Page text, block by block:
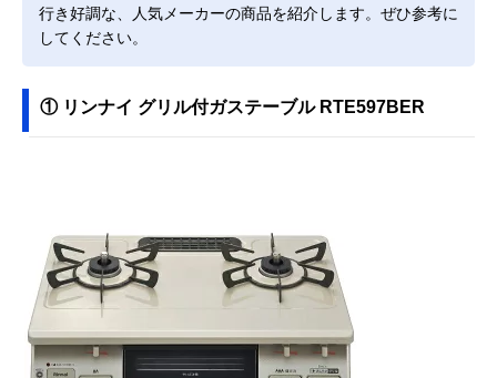
行き好調な、人気メーカーの商品を紹介します。ぜひ参考に
してください。
① リンナイ グリル付ガステーブル RTE597BER